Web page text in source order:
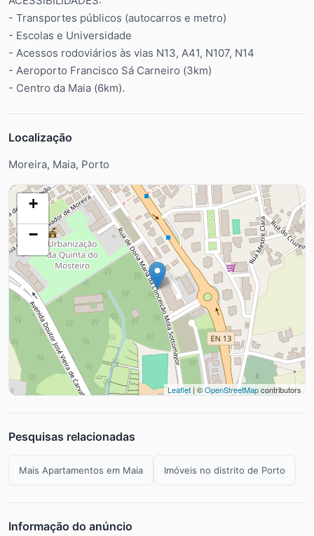
- Transportes públicos (autocarros e metro)
- Escolas e Universidade
- Acessos rodoviários às vias N13, A41, N107, N14
- Aeroporto Francisco Sá Carneiro (3km)
- Centro da Maia (6km).
Localização
Moreira, Maia, Porto
+
−
Leaflet | ©OpenStreetMapcontributors
Pesquisas relacionadas
Mais Apartamentos em Maia Imóveis no distrito de Porto
Informação do anúncio